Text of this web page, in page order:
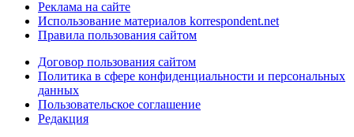
Реклама на сайте
Использование материалов korrespondent.net
Правила пользования сайтом
Договор пользования сайтом
Политика в сфере конфиденциальности и персональных
данных
Пользовательское соглашение
Редакция